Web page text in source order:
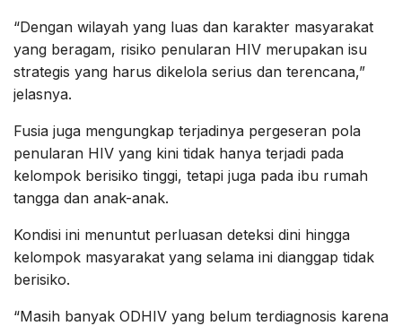
“Dengan wilayah yang luas dan karakter masyarakat
yang beragam, risiko penularan HIV merupakan isu
strategis yang harus dikelola serius dan terencana,”
jelasnya.
Fusia juga mengungkap terjadinya pergeseran pola
penularan HIV yang kini tidak hanya terjadi pada
kelompok berisiko tinggi, tetapi juga pada ibu rumah
tangga dan anak-anak.
Kondisi ini menuntut perluasan deteksi dini hingga
kelompok masyarakat yang selama ini dianggap tidak
berisiko.
“Masih banyak ODHIV yang belum terdiagnosis karena